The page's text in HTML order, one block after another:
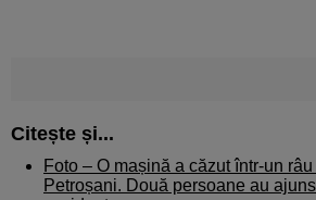
Citește și...
Foto – O mașină a căzut într-un
Petroșani. Două persoane au